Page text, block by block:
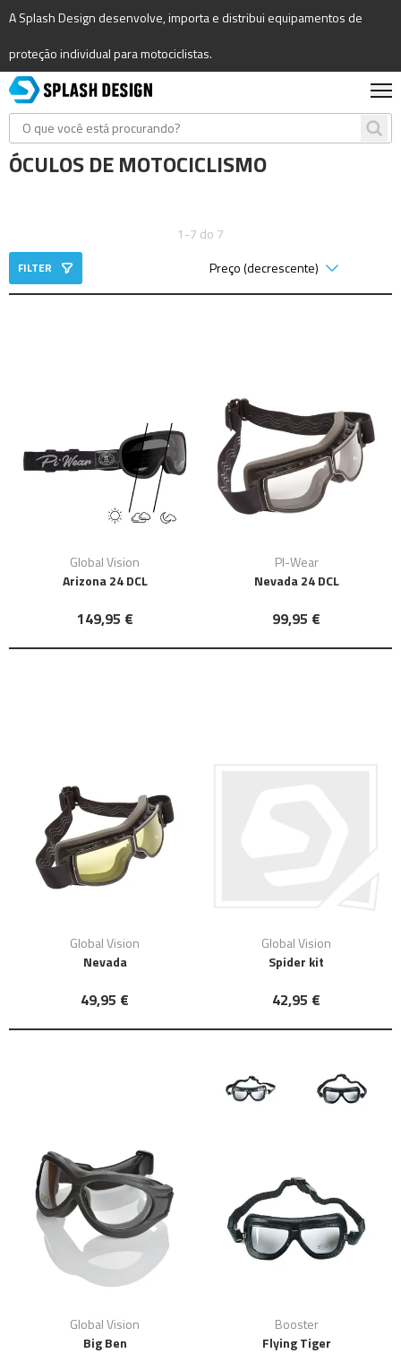
A Splash Design desenvolve, importa e distribui equipamentos de
proteção individual para motociclistas.
ÓCULOS DE MOTOCICLISMO
1-7 do 7
FILTER
Global Vision
Arizona 24 DCL
149,95 €
PI-Wear
Nevada 24 DCL
99,95 €
Global Vision
Nevada
49,95 €
Global Vision
Spider kit
42,95 €
Global Vision
Big Ben
Booster
Flying Tiger